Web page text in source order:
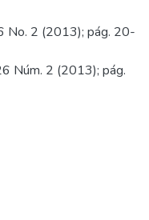
No. 2 (2013); pág. 20-
Núm. 2 (2013); pág.